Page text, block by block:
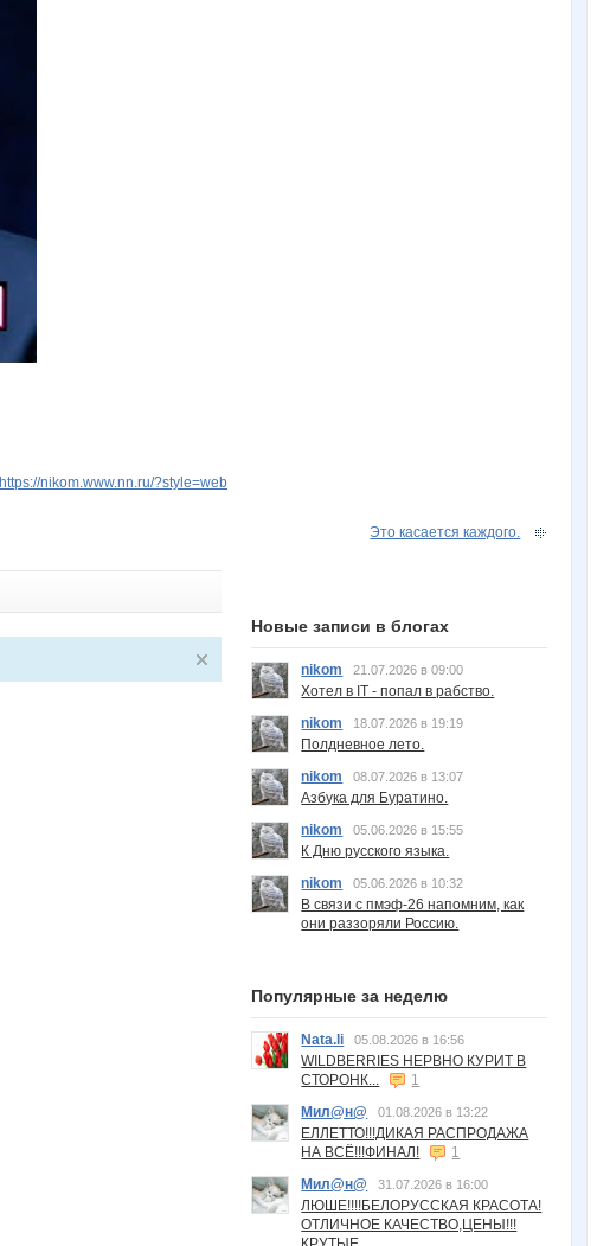
https://nikom.www.nn.ru/?style=web
Это касается каждого.
Новые записи в блогах
nikom 21.07.2026 в 09:00
Хотел в IT - попал в рабство.
nikom
18.07.2026 в 19:19
Полдневное лето.
nikom
08.07.2026 в 13:07
Азбука для Буратино.
nikom
05.06.2026 в 15:55
К Дню русского языка.
nikom
05.06.2026 в 10:32
В связи с пмэф-26 напомним, как
они раззоряли Россию.
Популярные за неделю
Nata.li 05.08.2026 в 16:56
WILDBERRIES НЕРВНО КУРИТ В
СТОРОНК...
1
Мил@н@
01.08.2026 в 13:22
ЕЛЛЕТТО!!!ДИКАЯ РАСПРОДАЖА
НА ВСЁ!!!ФИНАЛ!
1
Мил@н@
31.07.2026 в 16:00
ЛЮШЕ!!!!БЕЛОРУССКАЯ КРАСОТА!
ОТЛИЧНОЕ КАЧЕСТВО,ЦЕНЫ!!!